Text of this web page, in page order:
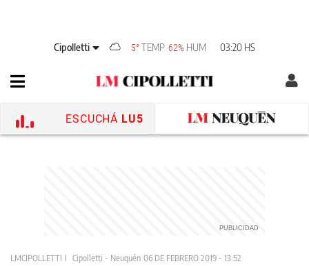
Cipolletti 5°TEMP 62% HUM 03:20 HS
ESCUCHÁ LU5
LMCIPOLLETTI Cipolletti - Neuquén 06 DE FEBRERO 2019 - 13:52